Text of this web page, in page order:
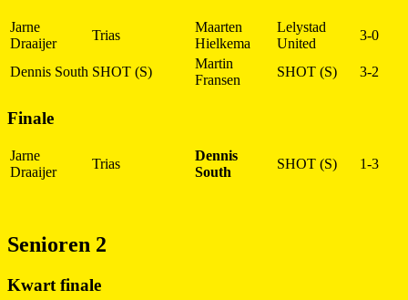
Jarne
Draaijer
Trias
Maarten
Hielkema
Lelystad
United
3-0
Dennis South SHOT (S)
Martin
Fransen
SHOT (S) 3-2
Finale
Jarne
Draaijer
Trias
Dennis
South
SHOT (S) 1-3
Senioren 2
Kwart finale